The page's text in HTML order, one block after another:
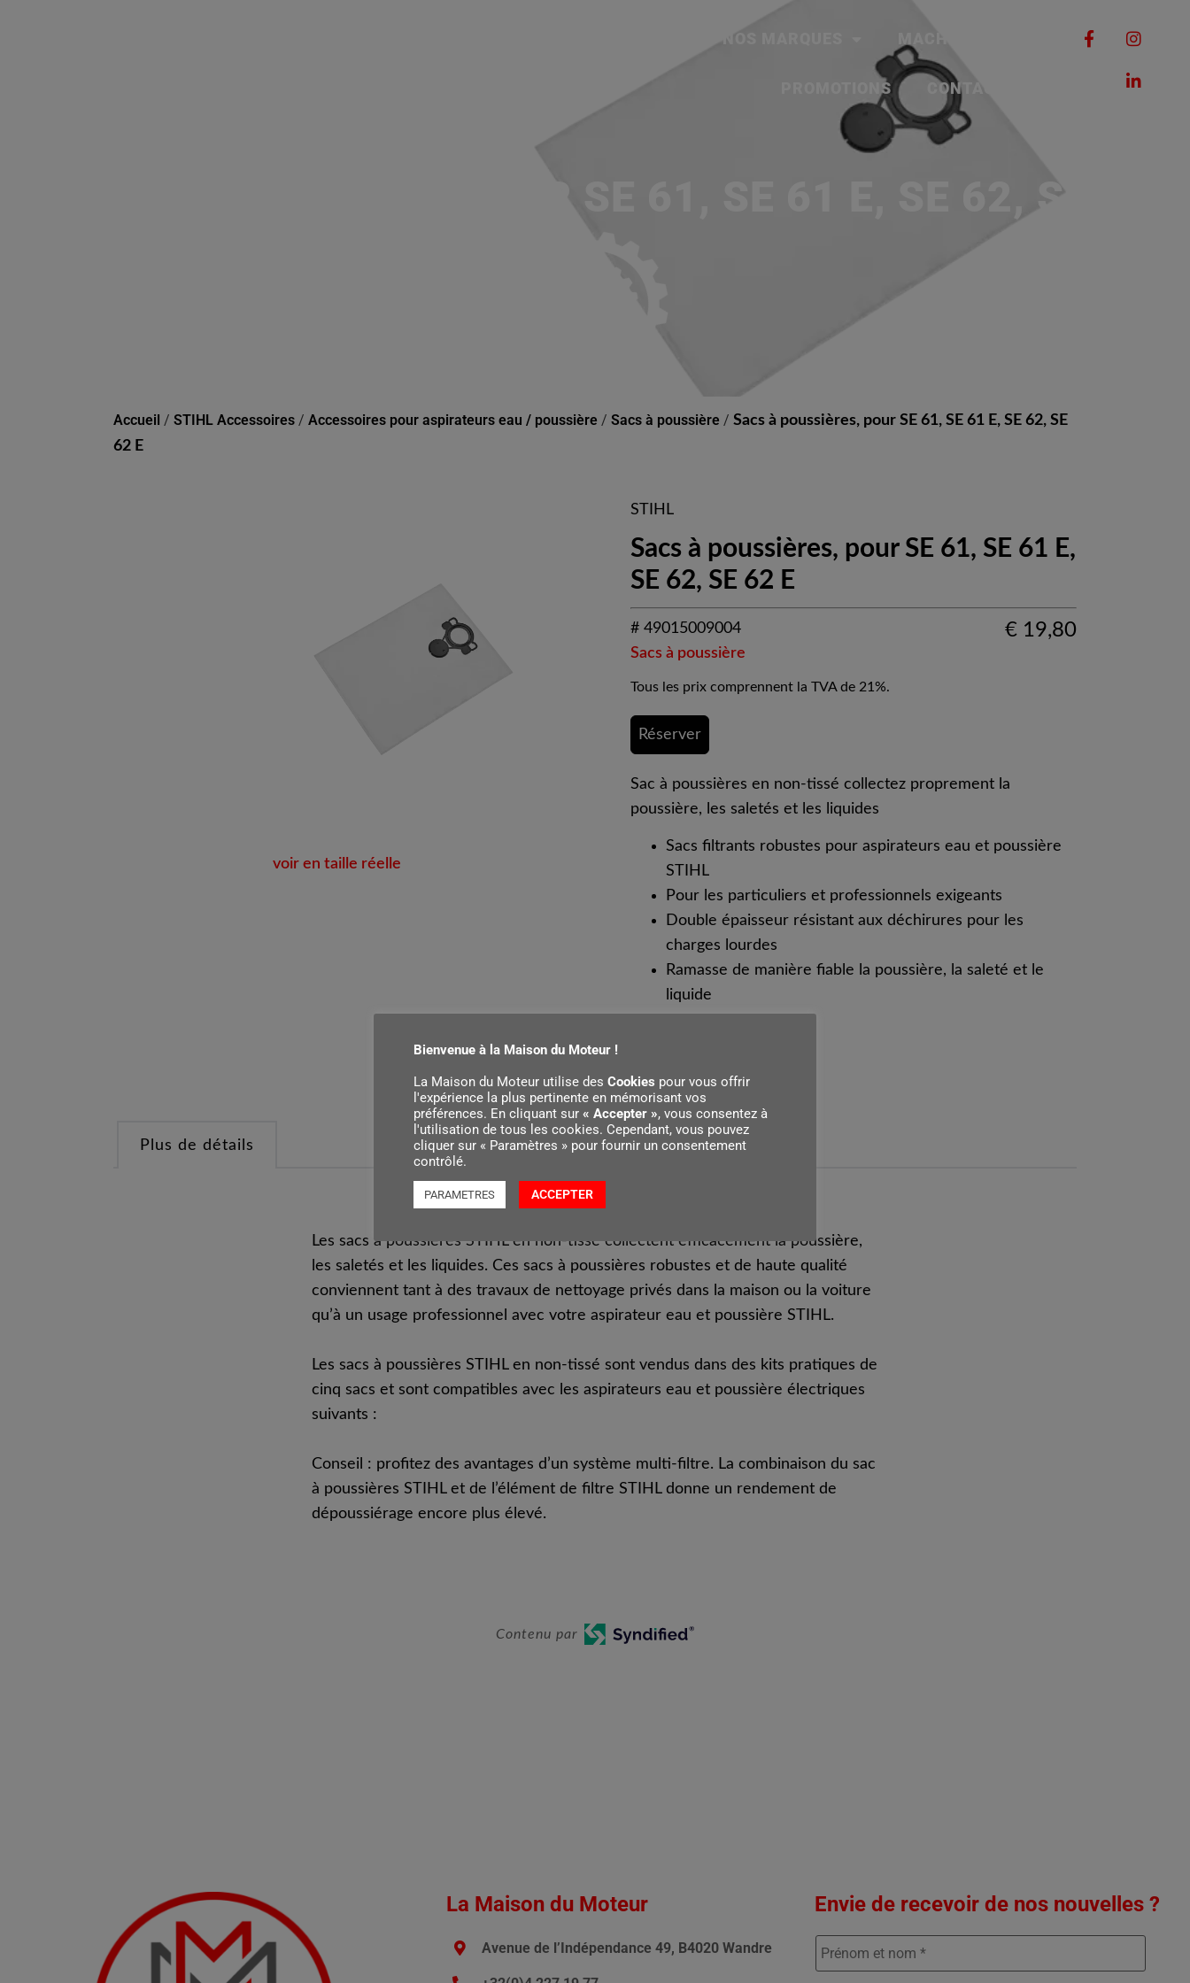
PROMOTIONS CONTACT
Accueil / STIHL Accessoires / Accessoires pour aspirateurs eau / poussière / Sacs à poussière / Sacs à poussières, pour SE 61, SE 61 E, SE 62, SE
62 E
voir en taille réelle
STIHL
Sacs à poussières, pour SE 61, SE 61 E,
SE 62, SE 62 E
# 49015009004
Sacs à poussière
€ 19,80
Tous les prix comprennent la TVA de 21%.
Réserver
Sac à poussières en non-tissé collectez proprement la
poussière, les saletés et les liquides
Sacs filtrants robustes pour aspirateurs eau et poussière
STIHL
Pour les particuliers et professionnels exigeants
Double épaisseur résistant aux déchirures pour les
charges lourdes
Ramasse de manière fiable la poussière, la saleté et le
liquide
Plus de détails
Les sacs à poussières STIHL en non-tissé collectent efficacement la poussière,
les saletés et les liquides. Ces sacs à poussières robustes et de haute qualité
conviennent tant à des travaux de nettoyage privés dans la maison ou la voiture
qu’à un usage professionnel avec votre aspirateur eau et poussière STIHL.
Les sacs à poussières STIHL en non-tissé sont vendus dans des kits pratiques de
cinq sacs et sont compatibles avec les aspirateurs eau et poussière électriques
suivants :
Conseil : profitez des avantages d’un système multi-filtre. La combinaison du sac
à poussières STIHL et de l’élément de filtre STIHL donne un rendement de
dépoussiérage encore plus élevé.
Contenu par
La Maison du Moteur
Avenue de l’Indépendance 49, B4020 Wandre
Envie de recevoir de nos nouvelles ?
Bienvenue à la Maison du Moteur !
La Maison du Moteur utilise des Cookies pour vous offrir
l'expérience la plus pertinente en mémorisant vos
préférences. En cliquant sur « Accepter », vous consentez à
l'utilisation de tous les cookies. Cependant, vous pouvez
cliquer sur « Paramètres » pour fournir un consentement
contrôlé.
PARAMETRES ACCEPTER